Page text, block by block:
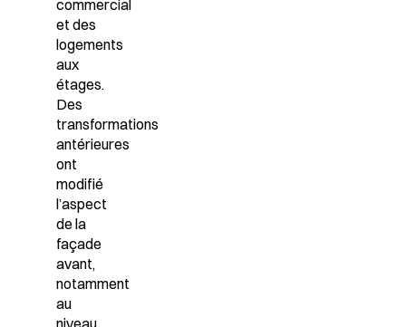
commercial
et des
logements
aux
étages.
Des
transformations
antérieures
ont
modifié
l’aspect
de la
façade
avant,
notamment
au
niveau